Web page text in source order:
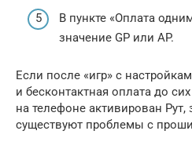
В пункте «Оплата
значение GP или AP.
Если после «игр» с
и бесконтактная оплата до
на телефоне активирован Рут,
существуют проблемы с